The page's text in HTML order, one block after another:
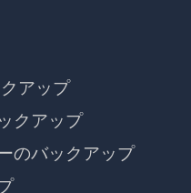
アップ
クアップ
のバックアップ